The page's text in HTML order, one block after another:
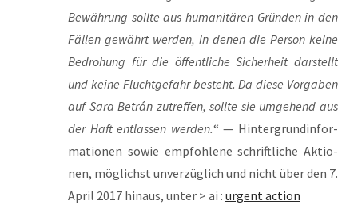
Bewäh­rung soll­te aus huma­ni­tä­ren Grün­den in den
Fäl­len gewährt wer­den, in denen die Per­son kei­ne
Bedro­hung für die öffent­li­che Sicher­heit dar­stellt
und kei­ne Flucht­ge­fahr besteht. Da die­se Vor­ga­ben
auf Sara Betrán zutref­fen, soll­te sie umge­hend aus
der Haft ent­las­sen wer­den.“ — Hin­ter­grund­in­for­
ma­tio­nen sowie emp­foh­le­ne schrift­li­che Aktio­
nen, mög­lichst unver­züg­lich und nicht über den 7.
April 2017 hin­aus, unter > ai : urgent action